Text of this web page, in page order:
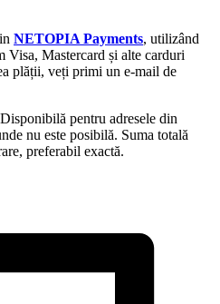
NETOPIA Payments, utilizând
Visa, Mastercard și alte carduri
plății, veți primi un e-mail de
pentru adresele din
nu este posibilă. Suma totală
preferabil exactă.